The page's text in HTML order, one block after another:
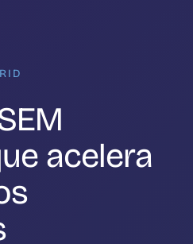
acelera